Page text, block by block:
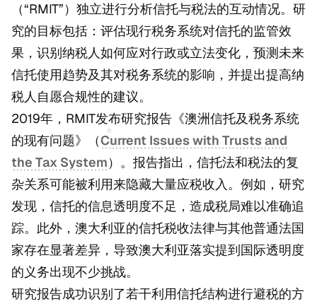
（“RMIT”）独立进行分析信托与税法的互动情况。研
究的目标包括：评估现行税务系统对信托的监管效
果，识别纳税人如何应对行政或立法变化，预测未来
信托使用趋势及其对税务系统的影响，并提出提高纳
税人自愿合规性的建议。
2019年，RMIT发布研究报告《澳洲信托及税务系统
的现有问题》（Current Issues with Trusts and
the Tax System）。报告指出，信托法和税法的复
杂关系可能被利用来隐藏大量应税收入。例如，研究
发现，信托的信息透明度不足，造成税局难以准确追
踪。此外，澳大利亚的信托税收法律与其他普通法国
家存在显著差异，导致澳大利亚落实提到国际透明度
的义务出现不少挑战。
研究报告成功识别了若干利用信托结构进行避税的方